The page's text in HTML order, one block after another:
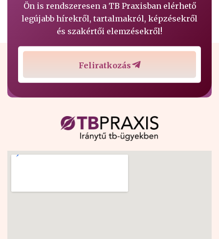
Ön is rendszeresen a TB Praxisban elérhető
legújabb hírekről, tartalmakról, képzésekről
és szakértői elemzésekről!
Feliratkozás